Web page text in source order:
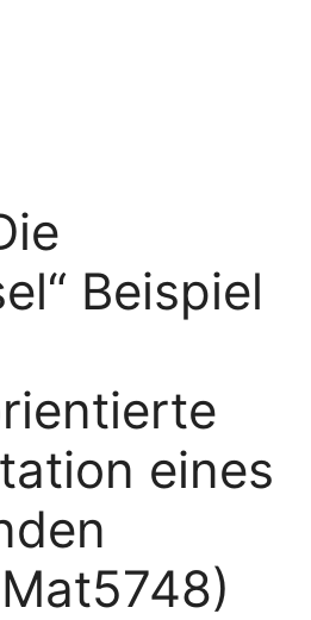
Beispiel
eines